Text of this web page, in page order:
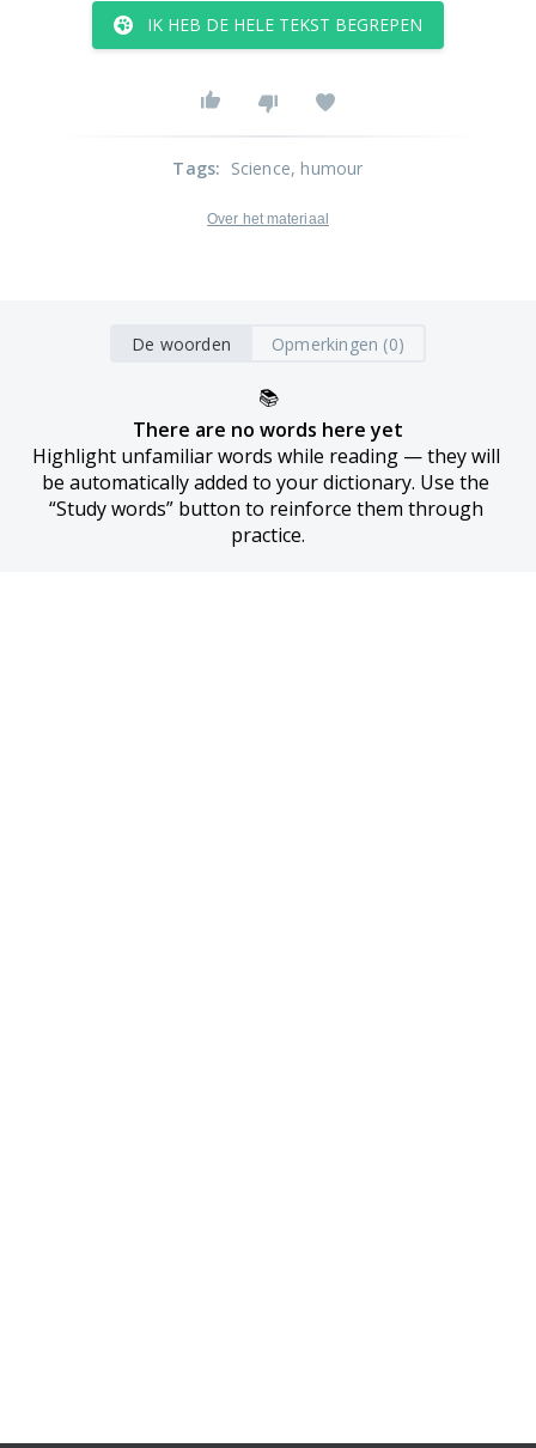
IK HEB DE HELE TEKST BEGREPEN
Tags: Science, humour
Over het materiaal
De woorden Opmerkingen (0)
📚
There are no words here yet
Highlight unfamiliar words while reading — they will
be automatically added to your dictionary. Use the
“Study words” button to reinforce them through
practice.